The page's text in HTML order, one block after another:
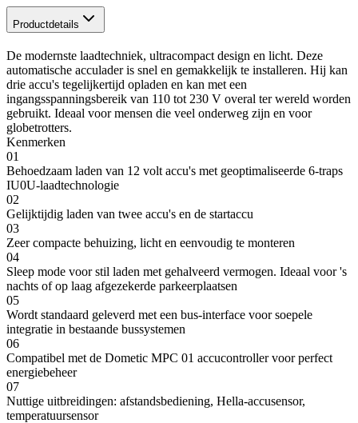
Productdetails
De modernste laadtechniek, ultracompact design en licht. Deze
automatische acculader is snel en gemakkelijk te installeren. Hij kan
drie accu's tegelijkertijd opladen en kan met een
ingangsspanningsbereik van 110 tot 230 V overal ter wereld worden
gebruikt. Ideaal voor mensen die veel onderweg zijn en voor
globetrotters.
Kenmerken
01
Behoedzaam laden van 12 volt accu's met geoptimaliseerde 6-traps
IU0U-laadtechnologie
02
Gelijktijdig laden van twee accu's en de startaccu
03
Zeer compacte behuizing, licht en eenvoudig te monteren
04
Sleep mode voor stil laden met gehalveerd vermogen. Ideaal voor 's
nachts of op laag afgezekerde parkeerplaatsen
05
Wordt standaard geleverd met een bus-interface voor soepele
integratie in bestaande bussystemen
06
Compatibel met de Dometic MPC 01 accucontroller voor perfect
energiebeheer
07
Nuttige uitbreidingen: afstandsbediening, Hella-accusensor,
temperatuursensor